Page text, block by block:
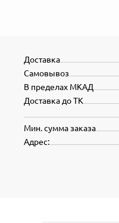
Доставка
Самовывоз
В пределах МКАД
Доставка до ТК
Мин. сумма заказа
Адрес: